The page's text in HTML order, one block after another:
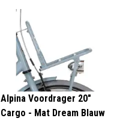
Alpina Voordrager 20"
Cargo - Mat Dream Blauw